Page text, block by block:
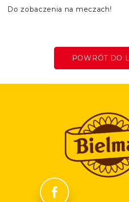
Do zobaczenia na meczach!
POWRÓT DO